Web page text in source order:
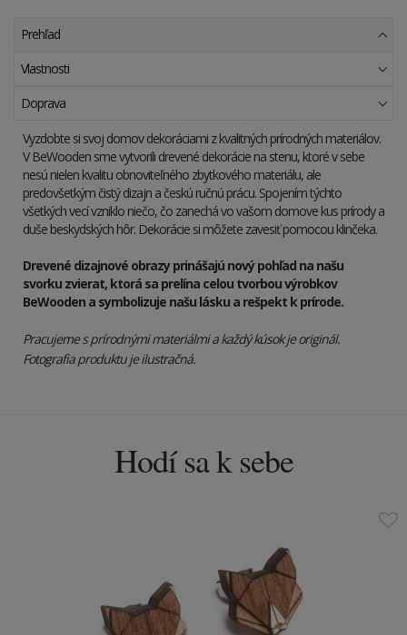
Prehľad
Vlastnosti
Doprava
Vyzdobte si svoj domov dekoráciami z kvalitných prírodných materiálov.
V BeWooden sme vytvorili drevené dekorácie na stenu, ktoré v sebe
nesú nielen kvalitu obnoviteľného zbytkového materiálu, ale
predovšetkým čistý dizajn a českú ručnú prácu. Spojením týchto
všetkých vecí vzniklo niečo, čo zanechá vo vašom domove kus prírody a
duše beskydských hôr. Dekorácie si môžete zavesiť pomocou klinčeka.
Drevené dizajnové obrazy prinášajú nový pohľad na našu
svorku zvierat, ktorá sa prelína celou tvorbou výrobkov
BeWooden a symbolizuje našu lásku a rešpekt k prírode.
Pracujeme s prírodnými materiálmi a každý kúsok je originál.
Fotografia produktu je ilustračná.
Hodí sa k sebe